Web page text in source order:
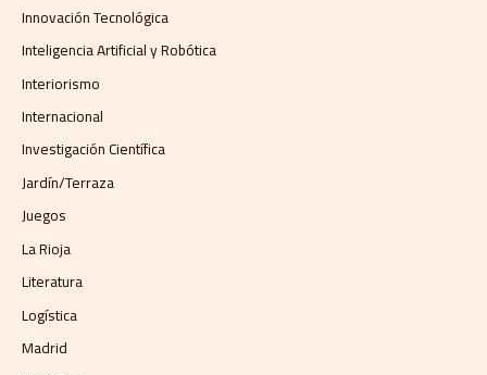
Innovación Tecnológica
Inteligencia Artificial y Robótica
Interiorismo
Internacional
Investigación Científica
Jardín/Terraza
Juegos
La Rioja
Literatura
Logística
Madrid